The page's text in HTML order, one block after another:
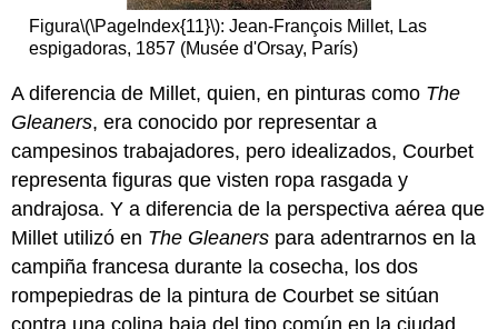
Figura\(\PageIndex{11}\): Jean-François Millet, Las
espigadoras, 1857 (Musée d'Orsay, París)
A diferencia de Millet, quien, en pinturas como The
Gleaners, era conocido por representar a
campesinos trabajadores, pero idealizados, Courbet
representa figuras que visten ropa rasgada y
andrajosa. Y a diferencia de la perspectiva aérea que
Millet utilizó en The Gleaners para adentrarnos en la
campiña francesa durante la cosecha, los dos
rompepiedras de la pintura de Courbet se sitúan